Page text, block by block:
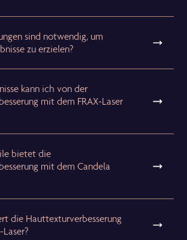
sind notwendig, um
zu erzielen?
kann ich von der
mit dem FRAX-Laser
bietet die
mit dem Candela
die Hauttexturverbesserung